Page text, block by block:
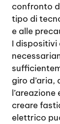
confronto
tipo di
e alle
I dispositivi
giro
creare
elettrico